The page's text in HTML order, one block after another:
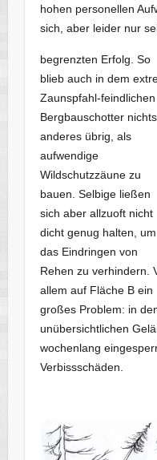
hohen personellen
sich, aber leider nur
begrenzten Erfolg. So
blieb auch in dem
Zaunspfahl-feindlichen
Bergbauschotter nichts
anderes übrig, als
aufwendige
Wildschutzzäune zu
bauen. Selbige ließen
sich aber allzuoft nicht
dicht genug halten, um
das Eindringen von
Rehen zu verhindern.
allem auf Fläche B ein
großes Problem: in
unübersichtlichen
wochenlang
Verbissschäden.